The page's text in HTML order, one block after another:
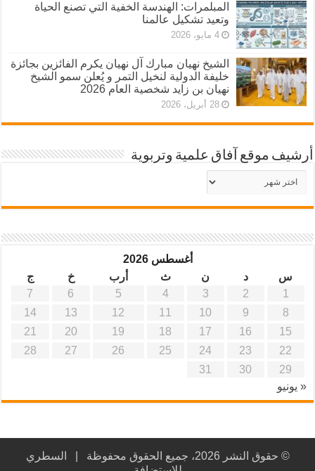
المبلمرات: الهندسة الخفية التي تصنع الحياة
وتعيد تشكيل عالمنا
4 مايو، 2026
الشيخ نهيان مبارك آل نهيان يكرم الفائزين بجائزة
خليفة الدولية لنخيل التمر و يُعلن سمو الشيخ
نهيان بن زايد شخصية العام 2026
28 أبريل، 2026
أرشيف موقع آفاق علمية وتربوية
أرشيف
موقع
آفاق
أغسطس 2026
س
د ن ث أرب خ
ج
1
2
3
4
5
6
7
8
9
10
11
12
13
14
15
16
17
18
19
20
21
22
23
24
25
26
27
28
29
30
31
« يونيو
© حقوق النشر 2026، جميع الحقوق محفوظة |
السطري